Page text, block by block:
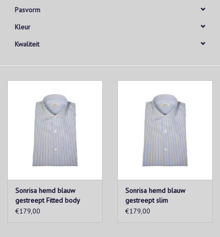
Pasvorm
Kleur
Kwaliteit
Sonrisa hemd blauw
gestreept Fitted body
€179,00
Sonrisa hemd blauw
gestreept slim
€179,00